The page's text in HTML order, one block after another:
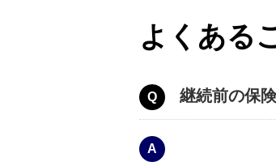
よくある
継続前の保